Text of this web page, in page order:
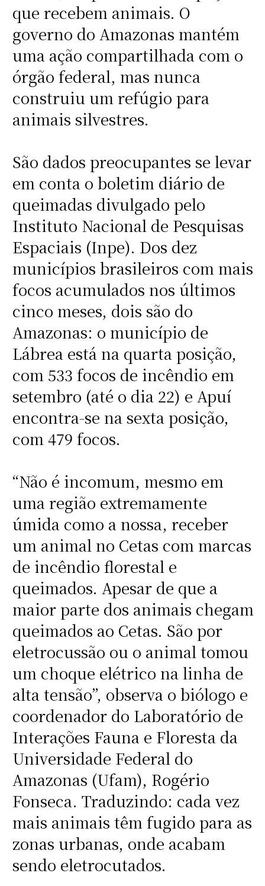
que recebem animais. O
governo do Amazonas mantém
uma ação compartilhada com o
órgão federal, mas nunca
construiu um refúgio para
animais silvestres.
São dados preocupantes se levar
em conta o boletim diário de
queimadas divulgado pelo
Instituto Nacional de Pesquisas
Espaciais (Inpe). Dos dez
municípios brasileiros com mais
focos acumulados nos últimos
cinco meses, dois são do
Amazonas: o município de
Lábrea está na quarta posição,
com 533 focos de incêndio em
setembro (até o dia 22) e Apuí
encontra-se na sexta posição,
com 479 focos.
“Não é incomum, mesmo em
uma região extremamente
úmida como a nossa, receber
um animal no Cetas com marcas
de incêndio florestal e
queimados. Apesar de que a
maior parte dos animais chegam
queimados ao Cetas. São por
eletrocussão ou o animal tomou
um choque elétrico na linha de
alta tensão”, observa o biólogo e
coordenador do Laboratório de
Interações Fauna e Floresta da
Universidade Federal do
Amazonas (Ufam), Rogério
Fonseca. Traduzindo: cada vez
mais animais têm fugido para as
zonas urbanas, onde acabam
sendo eletrocutados.